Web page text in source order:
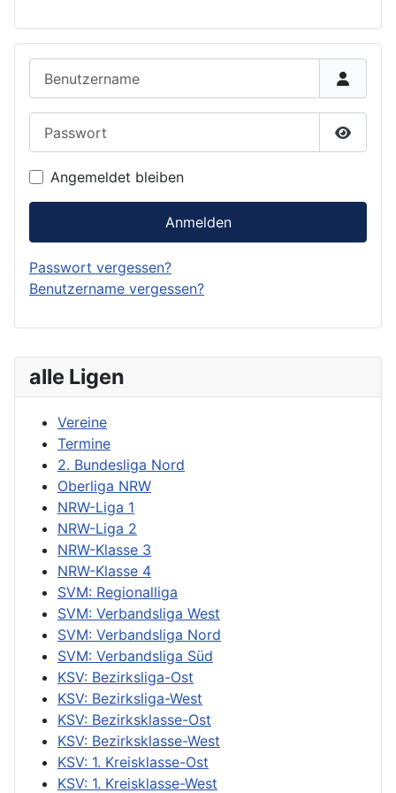
alle Ligen
Vereine
Termine
2. Bundesliga Nord
Oberliga NRW
NRW-Liga 1
NRW-Liga 2
NRW-Klasse 3
NRW-Klasse 4
SVM: Regionalliga
SVM: Verbandsliga West
SVM: Verbandsliga Nord
SVM: Verbandsliga Süd
KSV: Bezirksliga-Ost
KSV: Bezirksliga-West
KSV: Bezirksklasse-Ost
KSV: Bezirksklasse-West
KSV: 1. Kreisklasse-Ost
KSV: 1. Kreisklasse-West
Angemeldet bleiben
Anmelden
Passwort vergessen?
Benutzername vergessen?